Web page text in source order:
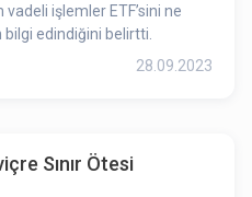
vadeli işlemler ETF’sini ne
edindiğini belirtti.
28.09.2023
Sınır Ötesi